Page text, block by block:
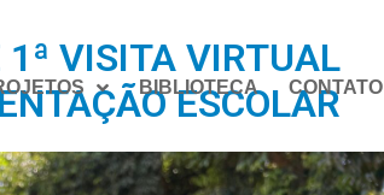
BIBLIOTECA CONTATO
VISITA VIRTUAL
ESCOLAR